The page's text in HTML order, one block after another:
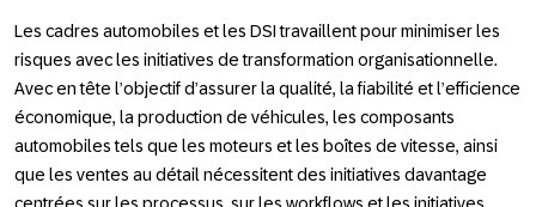
Les cadres automobiles et les DSI travaillent pour minimiser les
risques avec les initiatives de transformation organisationnelle.
Avec en tête l’objectif d’assurer la qualité, la fiabilité et l’efficience
économique, la production de véhicules, les composants
automobiles tels que les moteurs et les boîtes de vitesse, ainsi
que les ventes au détail nécessitent des initiatives davantage
centrées sur les processus, sur les workflows et les initiatives